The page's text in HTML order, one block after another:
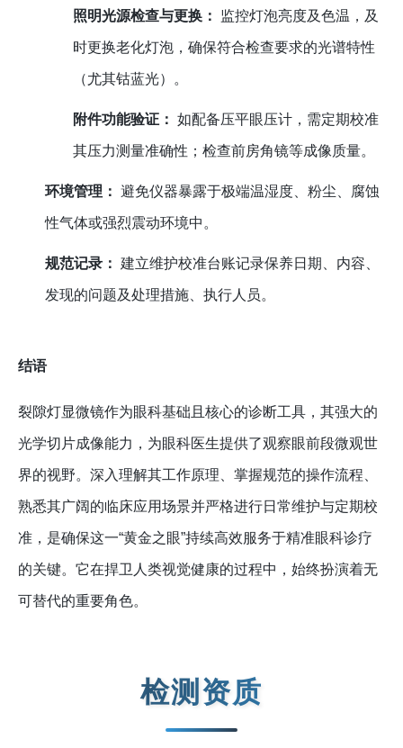
照明光源检查与更换： 监控灯泡亮度及色温，及
时更换老化灯泡，确保符合检查要求的光谱特性
（尤其钴蓝光）。
附件功能验证： 如配备压平眼压计，需定期校准
其压力测量准确性；检查前房角镜等成像质量。
环境管理： 避免仪器暴露于极端温湿度、粉尘、腐蚀
性气体或强烈震动环境中。
规范记录： 建立维护校准台账记录保养日期、内容、
发现的问题及处理措施、执行人员。
结语
裂隙灯显微镜作为眼科基础且核心的诊断工具，其强大的
光学切片成像能力，为眼科医生提供了观察眼前段微观世
界的视野。深入理解其工作原理、掌握规范的操作流程、
熟悉其广阔的临床应用场景并严格进行日常维护与定期校
准，是确保这一“黄金之眼”持续高效服务于精准眼科诊疗
的关键。它在捍卫人类视觉健康的过程中，始终扮演着无
可替代的重要角色。
检测资质